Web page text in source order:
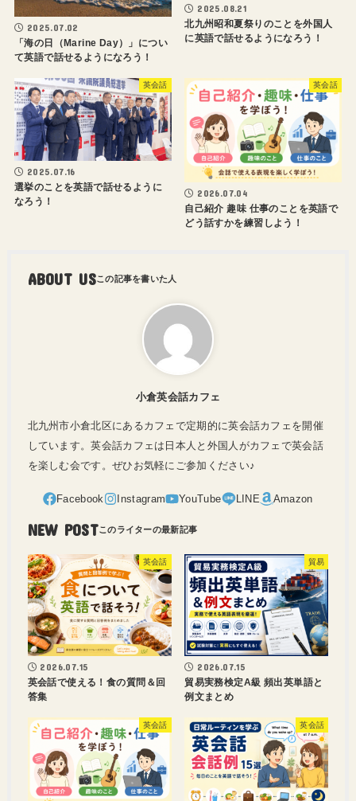
2025.07.02
「海の日（Marine Day）」につい
て英語で話せるようになろう！
2025.08.21
北九州昭和夏祭りのことを外国人
に英語で話せるようになろう！
英会話
2025.07.16
選挙のことを英語で話せるように
なろう！
英会話
2026.07.04
自己紹介 趣味 仕事のことを英語で
どう話すかを練習しよう！
ABOUT US
小倉英会話カフェ
北九州市小倉北区にあるカフェで定期的に英会話カフェを開催
しています。英会話カフェは日本人と外国人がカフェで英会話
を楽しむ会です。ぜひお気軽にご参加ください♪
NEW POST
英会話
2026.07.15
英会話で使える！食の質問＆回
答集
貿易
2026.07.15
貿易実務検定A級 頻出英単語と
例文まとめ
英会話 英会話